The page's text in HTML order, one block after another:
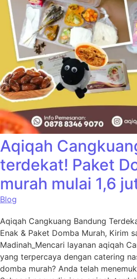
Aqiqah
terdekat! Paket
murah mulai 1,6
Blog
Aqiqah Cangkuang Bandung
Enak & Paket Domba Murah, Kirim
Madinah_Mencari layanan aqiqah
yang terpercaya dengan catering
domba murah? Anda telah